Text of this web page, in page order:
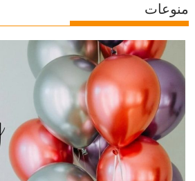
منوعات